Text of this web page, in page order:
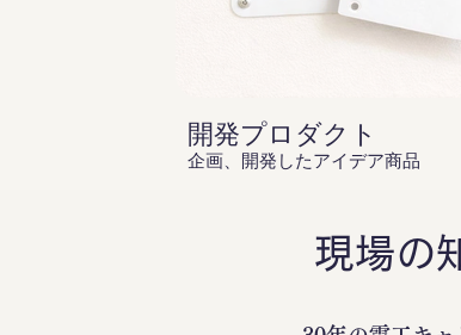
開発プロダクト
企画、開発したアイデア商品
現場の